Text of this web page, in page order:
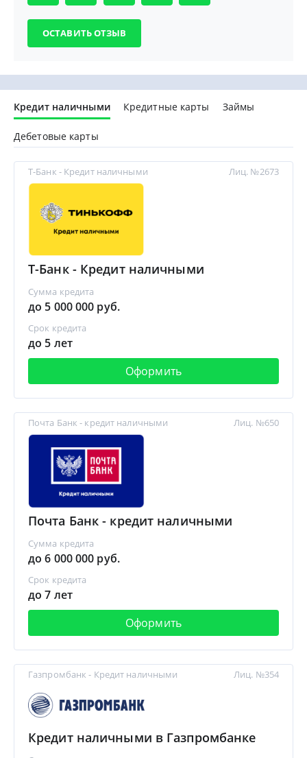
Кредит наличными Кредитные карты Займы
Дебетовые карты
Т-Банк - Кредит наличными
Т-Банк - Кредит наличными
Сумма кредита
до 5 000 000 руб.
Срок кредита
до 5 лет
Оформить
Лиц. №2673
Почта Банк - кредит наличными
Почта Банк - кредит наличными
Сумма кредита
до 6 000 000 руб.
Срок кредита
до 7 лет
Оформить
Лиц. №650
Газпромбанк - Кредит наличными
Кредит наличными в Газпромбанке
Лиц. №354